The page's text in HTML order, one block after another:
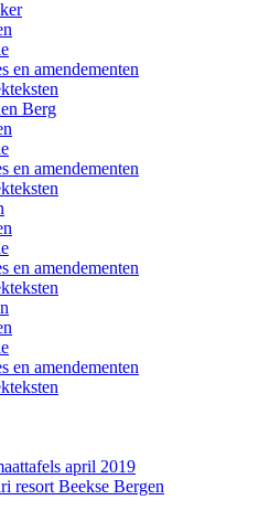
en amendementen
Berg
en amendementen
en amendementen
en amendementen
april 2019
resort Beekse Bergen